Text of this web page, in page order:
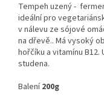
Tempeh uzený -
ideální pro
v nálevu ze sójové
na dřevě.. Má vysoký
hořčíku a vitamínu
studena.
Balení 200g